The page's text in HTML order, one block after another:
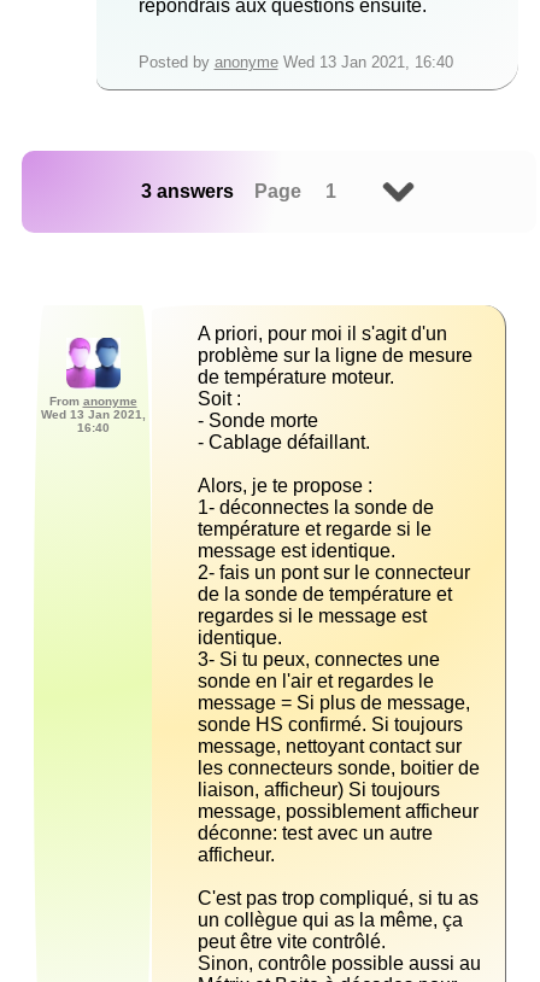
répondrais aux questions ensuite.
Posted by anonymeWed 13 Jan 2021, 16:40
3 answers Page 1
From anonyme
Wed 13 Jan 2021,
16:40
A priori, pour moi il s'agit d'un
problème sur la ligne de mesure
1- déconnectes la sonde de
température et regarde si le
2- fais un pont sur le connecteur
de la sonde de température et
regardes si le message est
3- Si tu peux, connectes une
sonde en l'air et regardes le
message = Si plus de message,
sonde HS confirmé. Si toujours
message, nettoyant contact sur
les connecteurs sonde, boitier de
liaison, afficheur) Si toujours
message, possiblement afficheur
déconne: test avec un autre
C'est pas trop compliqué, si tu as
un collègue qui as la même, ça
Sinon, contrôle possible aussi au